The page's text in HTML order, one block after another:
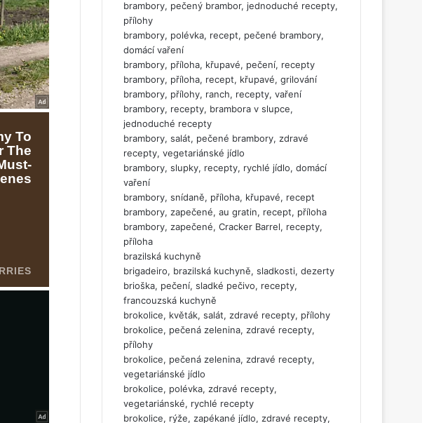
brambory, pečený brambor, jednoduché recepty,
přílohy
brambory, polévka, recept, pečené brambory,
domácí vaření
brambory, příloha, křupavé, pečení, recepty
brambory, příloha, recept, křupavé, grilování
brambory, přílohy, ranch, recepty, vaření
brambory, recepty, brambora v slupce,
jednoduché recepty
brambory, salát, pečené brambory, zdravé
recepty, vegetariánské jídlo
brambory, slupky, recepty, rychlé jídlo, domácí
vaření
brambory, snídaně, příloha, křupavé, recept
brambory, zapečené, au gratin, recept, příloha
brambory, zapečené, Cracker Barrel, recepty,
příloha
brazilská kuchyně
brigadeiro, brazilská kuchyně, sladkosti, dezerty
brioška, pečení, sladké pečivo, recepty,
francouzská kuchyně
brokolice, květák, salát, zdravé recepty, přílohy
brokolice, pečená zelenina, zdravé recepty,
přílohy
brokolice, pečená zelenina, zdravé recepty,
vegetariánské jídlo
brokolice, polévka, zdravé recepty,
vegetariánské, rychlé recepty
brokolice, rýže, zapékané jídlo, zdravé recepty,